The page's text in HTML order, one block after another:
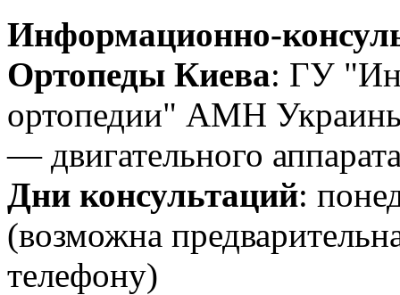
Информационно-
Ортопеды Киева: ГУ
ортопедии" АМН
— двигательного
Дни консультаций:
(возможна
телефону)